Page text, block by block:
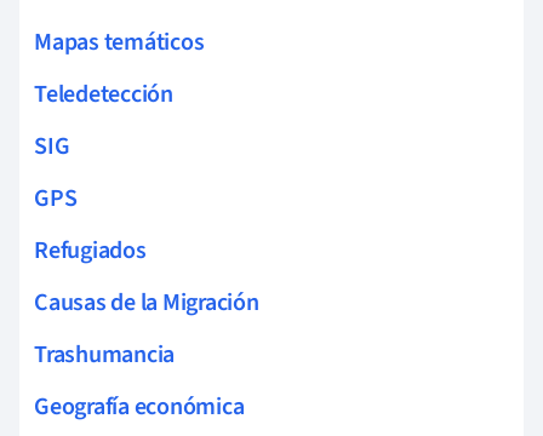
Mapas temáticos
Teledetección
SIG
GPS
Refugiados
Causas de la Migración
Trashumancia
Geografía económica